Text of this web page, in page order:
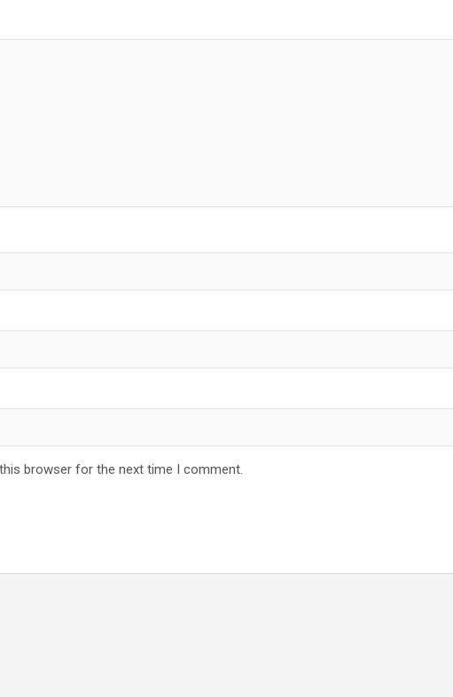
browser for the next time I comment.